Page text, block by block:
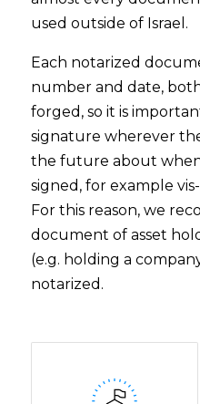
used outside of Israel.
Each notarized
number and date,
forged, so it is
signature wherever
the future about
signed, for example
For this reason, we
document of asset
(e.g. holding a
notarized.